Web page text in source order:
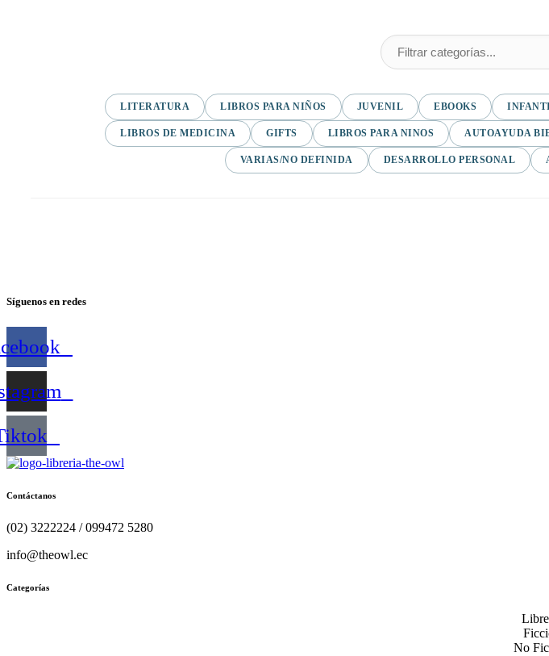
LITERATURA LIBROS PARA NIÑOS JUVENIL EBOOKS
LIBROS DE MEDICINA GIFTS LIBROS PARA NINOS AUTOAYUDA
VARIAS/NO DEFINIDA DESARROLLO PERSONAL
Síguenos en redes
Contáctanos
(02) 3222224 / 099472 5280
info@theowl.ec
Categorías
No